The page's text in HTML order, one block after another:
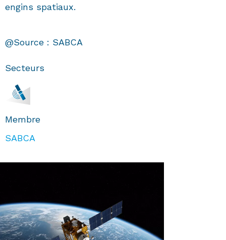
engins spatiaux.
@Source : SABCA
Secteurs
Membre
SABCA